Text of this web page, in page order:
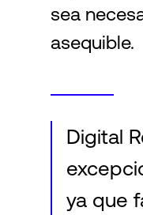
sea
asequible.
Digital
ya que